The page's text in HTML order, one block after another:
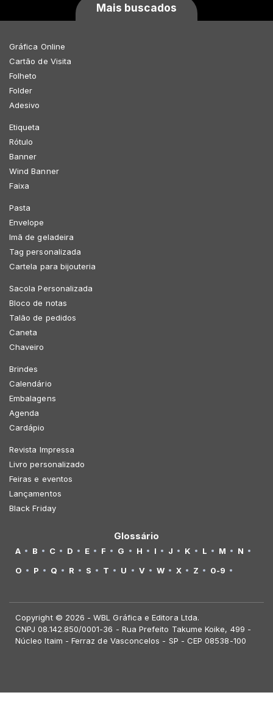
Mais buscados
Gráfica Online
Cartão de Visita
Folheto
Folder
Adesivo
Etiqueta
Rótulo
Banner
Wind Banner
Faixa
Pasta
Envelope
Imã de geladeira
Tag personalizada
Cartela para bijouteria
Sacola Personalizada
Bloco de notas
Talão de pedidos
Caneta
Chaveiro
Brindes
Calendário
Embalagens
Agenda
Cardápio
Revista Impressa
Livro personalizado
Feiras e eventos
Lançamentos
Black Friday
Glossário
A B C D E F G H I J K L M
N
O
P Q R S T U V W X Z 0-9
Copyright © 2026 - WBL Gráfica e Editora Ltda.
CNPJ 08.142.850/0001-36 - Rua Prefeito Takume Koike, 499 -
Núcleo Itaim - Ferraz de Vasconcelos - SP - CEP 08538-100